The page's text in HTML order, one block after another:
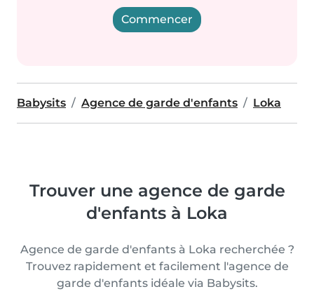
Commencer
Babysits Agence de garde d'enfants Loka
Trouver une agence de garde
d'enfants à Loka
Agence de garde d'enfants à Loka recherchée ?
Trouvez rapidement et facilement l'agence de
garde d'enfants idéale via Babysits.